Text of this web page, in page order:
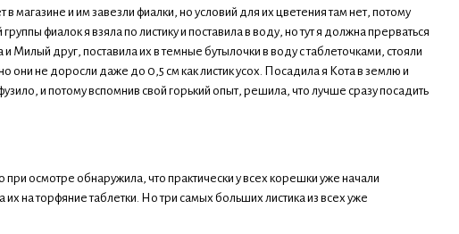
и им завезли фиалки, но условий для их цветения там нет, потому
фиалок я взяла по листику и поставила в воду, но тут я должна прерваться
друг, поставила их в темные бутылочки в воду с таблеточками, стояли
они не доросли даже до 0,5 см как листик усох. Посадила я Кота в землю и
и потому вспомнив свой горький опыт, решила, что лучше сразу посадить
осмотре обнаружила, что практически у всех корешки уже начали
на торфяние таблетки. Но три самых больших листика из всех уже